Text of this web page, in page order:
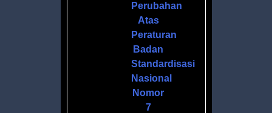
Perubahan
Atas
Peraturan
Badan
Standardisasi
Nasional
Nomor
7